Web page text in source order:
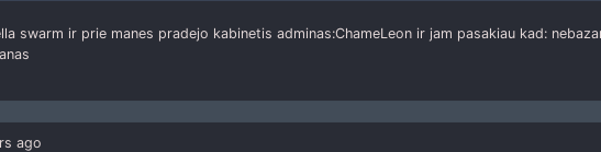
swarm ir prie manes pradejo kabinetis adminas:ChameLeon ir jam pasakiau kad:
ago